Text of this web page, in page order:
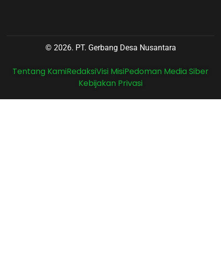
© 2026. PT. Gerbang Desa Nusantara
Tentang KamiRedaksiVisi MisiPedoman Media Siber
Kebijakan Privasi